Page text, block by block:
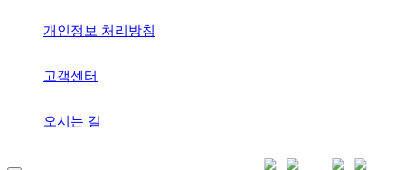
개인정보 처리방침
고객센터
오시는 길